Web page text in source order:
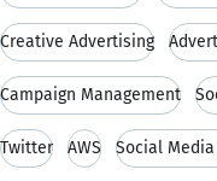
Creative Advertising
Campaign Management
Twitter AWS Social